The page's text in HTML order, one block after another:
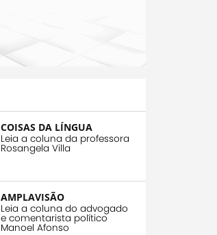
COISAS DA LÍNGUA
Leia a coluna da professora
Rosangela Villa
AMPLAVISÃO
Leia a coluna do advogado
e comentarista político
Manoel Afonso